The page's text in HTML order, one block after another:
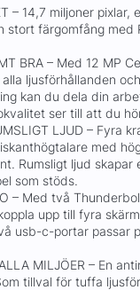
– 14,7 miljoner
stort färgomfång med
BRA – Med 12 MP
ljusförhållanden
kan du dela din
ser till att du
LJUD – Fyra
med
Rumsligt ljud
som stöds.
– Med två
upp till fyra
usb-c-portar passar
MILJÖER – En
tillval för tuffa